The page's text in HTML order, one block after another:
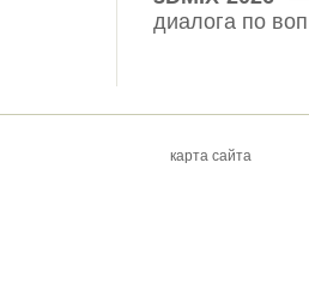
диалога по
карта сайта